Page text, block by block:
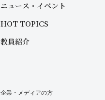
ニュース・イベント
HOT TOPICS
教員紹介
企業・メディアの方